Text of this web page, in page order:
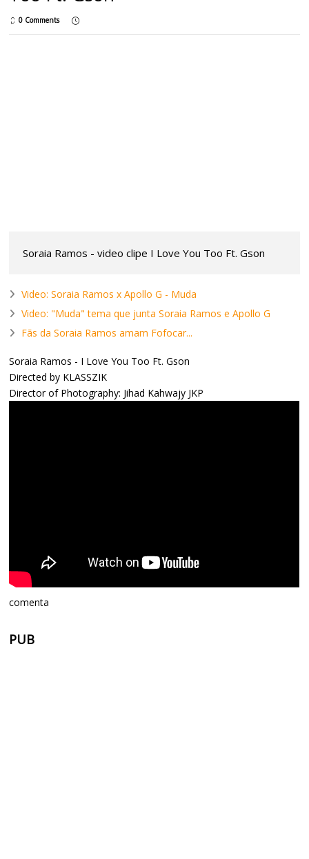
0 Comments
Soraia Ramos - video clipe I Love You Too Ft. Gson
Video: Soraia Ramos x Apollo G - Muda
Video: "Muda" tema que junta Soraia Ramos e Apollo G
Fãs da Soraia Ramos amam Fofocar...
Soraia Ramos - I Love You Too Ft. Gson
Directed by KLASSZIK
Director of Photography: Jihad Kahwajy JKP
comenta
PUB